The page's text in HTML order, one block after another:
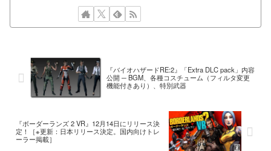
『バイオハザードRE:2』「Extra DLC pack」内容
公開 ─ BGM、各種コスチューム（フィルタ変更
機能付きあり）、特別武器
『ボーダーランズ 2 VR』12月14日にリリース決
定！［※更新：日本リリース決定。国内向けトレ
ーラー掲載］